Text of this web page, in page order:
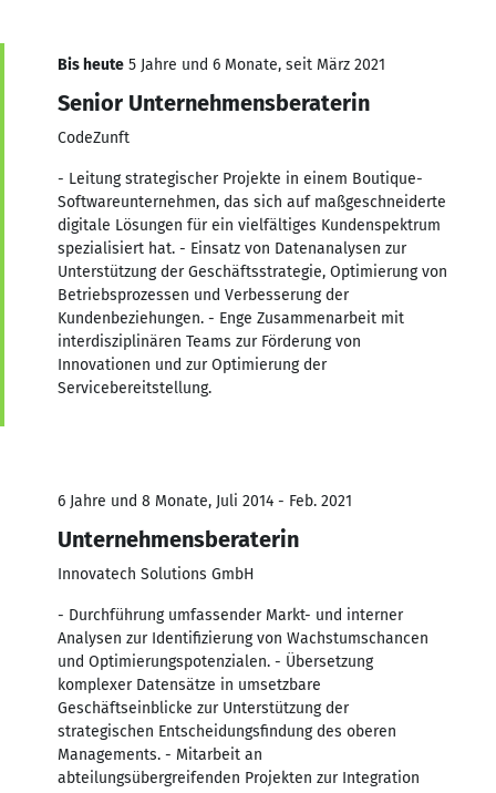
Bis heute 5 Jahre und 6 Monate, seit März 2021
Senior Unternehmensberaterin
CodeZunft
- Leitung strategischer Projekte in einem Boutique-
Softwareunternehmen, das sich auf maßgeschneiderte
digitale Lösungen für ein vielfältiges Kundenspektrum
spezialisiert hat. - Einsatz von Datenanalysen zur
Unterstützung der Geschäftsstrategie, Optimierung von
Betriebsprozessen und Verbesserung der
Kundenbeziehungen. - Enge Zusammenarbeit mit
interdisziplinären Teams zur Förderung von
Innovationen und zur Optimierung der
Servicebereitstellung.
6 Jahre und 8 Monate, Juli 2014 - Feb. 2021
Unternehmensberaterin
Innovatech Solutions GmbH
- Durchführung umfassender Markt- und interner
Analysen zur Identifizierung von Wachstumschancen
und Optimierungspotenzialen. - Übersetzung
komplexer Datensätze in umsetzbare
Geschäftseinblicke zur Unterstützung der
strategischen Entscheidungsfindung des oberen
Managements. - Mitarbeit an
abteilungsübergreifenden Projekten zur Integration